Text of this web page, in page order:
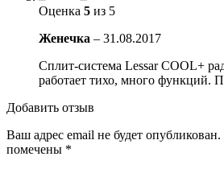
Оценка 5 из 5
Женечка – 31.08.2017
Сплит-система Lessar COOL+
работает тихо, много функций.
Добавить отзыв
Ваш адрес email не будет опубликован.
помечены *